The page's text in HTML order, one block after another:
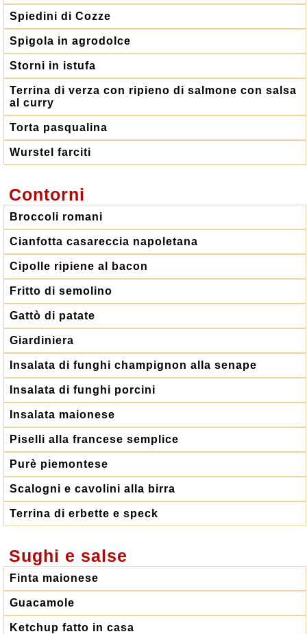
Spiedini di Cozze
Spigola in agrodolce
Storni in istufa
Terrina di verza con ripieno di salmone con salsa
al curry
Torta pasqualina
Wurstel farciti
Contorni
Broccoli romani
Cianfotta casareccia napoletana
Cipolle ripiene al bacon
Fritto di semolino
Gattò di patate
Giardiniera
Insalata di funghi champignon alla senape
Insalata di funghi porcini
Insalata maionese
Piselli alla francese semplice
Purè piemontese
Scalogni e cavolini alla birra
Terrina di erbette e speck
Sughi e salse
Finta maionese
Guacamole
Ketchup fatto in casa